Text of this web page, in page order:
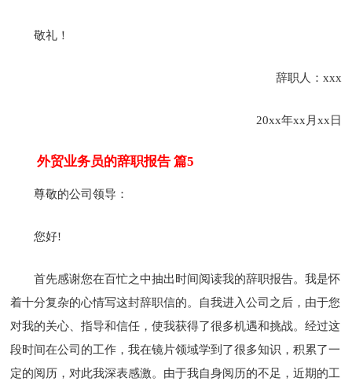
敬礼！
辞职人：xxx
20xx年xx月xx日
外贸业务员的辞职报告 篇5
尊敬的公司领导：
您好!
首先感谢您在百忙之中抽出时间阅读我的辞职报告。我是怀
着十分复杂的心情写这封辞职信的。自我进入公司之后，由于您
对我的关心、指导和信任，使我获得了很多机遇和挑战。经过这
段时间在公司的工作，我在镜片领域学到了很多知识，积累了一
定的阅历，对此我深表感激。由于我自身阅历的不足，近期的工